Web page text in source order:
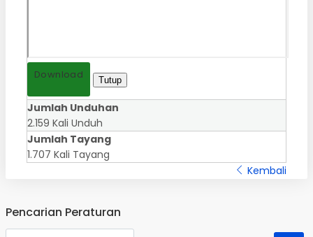
Download Tutup
Jumlah Unduhan
2.159 Kali Unduh
Jumlah Tayang
1.707 Kali Tayang
Kembali
Pencarian Peraturan